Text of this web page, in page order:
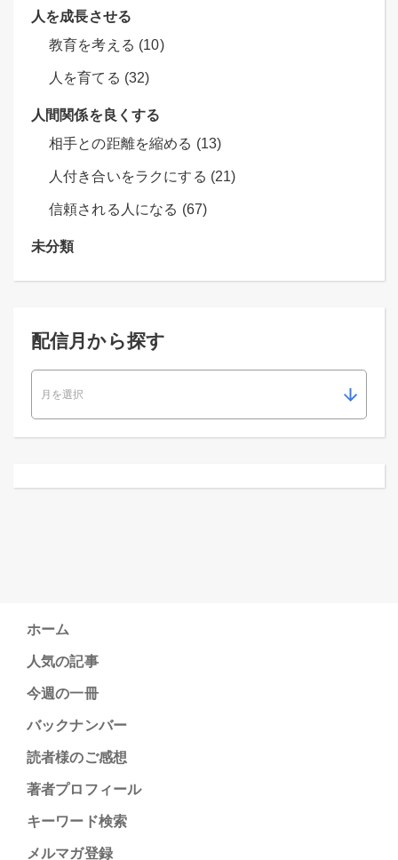
人を成長させる
教育を考える (10)
人を育てる (32)
人間関係を良くする
相手との距離を縮める (13)
人付き合いをラクにする (21)
信頼される人になる (67)
未分類
配信月から探す
ホーム
人気の記事
今週の一冊
バックナンバー
読者様のご感想
著者プロフィール
キーワード検索
メルマガ登録